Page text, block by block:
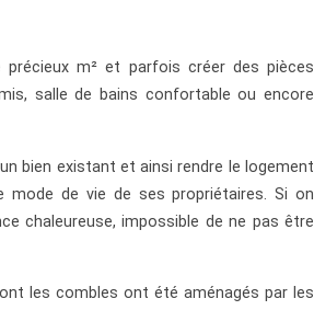
m² et parfois créer des pièces
salle de bains confortable ou encore
bien existant et ainsi rendre le logement
mode de vie de ses propriétaires. Si on
chaleureuse, impossible de ne pas être
les combles ont été aménagés par les